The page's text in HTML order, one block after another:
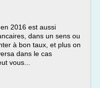
2016 est aussi
dans un sens ou
à bon taux, et plus on
dans le cas
vous...